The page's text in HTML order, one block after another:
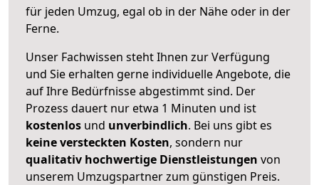
für jeden Umzug, egal ob in der Nähe oder in der
Ferne.
Unser Fachwissen steht Ihnen zur Verfügung
und Sie erhalten gerne individuelle Angebote, die
auf Ihre Bedürfnisse abgestimmt sind. Der
Prozess dauert nur etwa 1 Minuten und ist
kostenlos und unverbindlich. Bei uns gibt es
keine versteckten Kosten, sondern nur
qualitativ hochwertige Dienstleistungen von
unserem Umzugspartner zum günstigen Preis.